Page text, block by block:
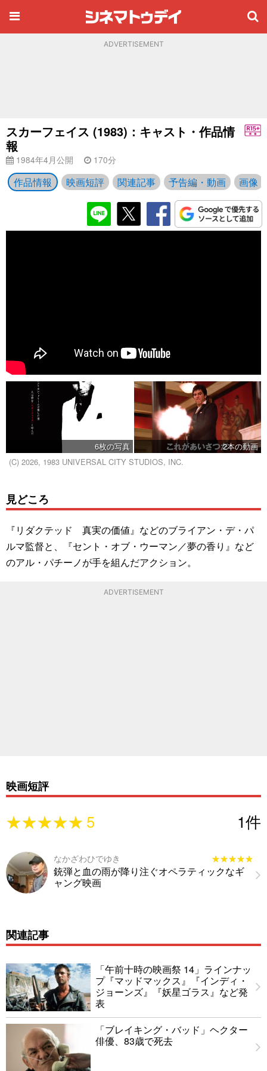
ADVERTISEMENT
スカーフェイス (1983)：キャスト・作品情
報
1984年4月公開 170分
作品情報 映画短評 関連記事 予告編・動画 画像
6枚の写真
2本の動画
(C) 2026, 1983 UNIVERSAL CITY STUDIOS, INC.
見どころ
『リダクテッド 真実の価値』などのブライアン・デ・パ
ルマ監督と、『セント・オブ・ウーマン／夢の香り』など
のアル・パチーノが手を組んだアクション。
ADVERTISEMENT
映画短評
★★★★★
★★★★★ 5 1件
なかざわひでゆき ★★★★★
★★★★★
銃弾と血の雨が降り注ぐオペラティックなギ
ャング映画
関連記事
「午前十時の映画祭 14」ラインナッ
プ『マッドマックス』『インディ・
ジョーンズ』『妖星ゴラス』など発
表
「ブレイキング・バッド」ヘクター
俳優、83歳で死去